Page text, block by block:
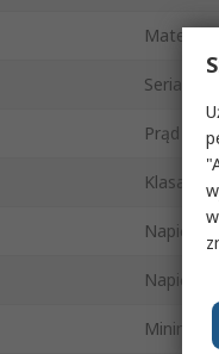
Materiał
Seria
Prąd
Klasa IP
Napięcie
Napięcie